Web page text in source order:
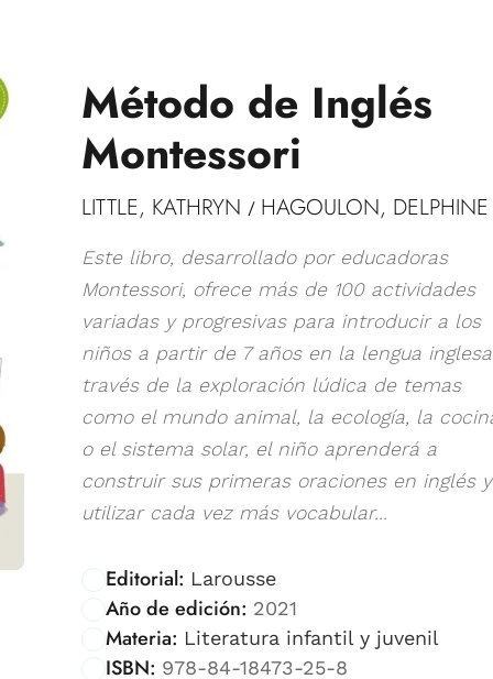
Método de Inglés
Montessori
LITTLE, KATHRYN / HAGOULON, DELPHINE
Este libro, desarrollado por educadoras
Montessori, ofrece más de 100 actividades
variadas y progresivas para introducir a los
niños a partir de 7 años en la lengua
través de la exploración lúdica de temas
como el mundo animal, la ecología, la
o el sistema solar, el niño aprenderá a
construir sus primeras oraciones en inglés
utilizar cada vez más vocabular...
Editorial: Larousse
Año de edición: 2021
Materia: Literatura infantil y juvenil
ISBN: 978-84-18473-25-8